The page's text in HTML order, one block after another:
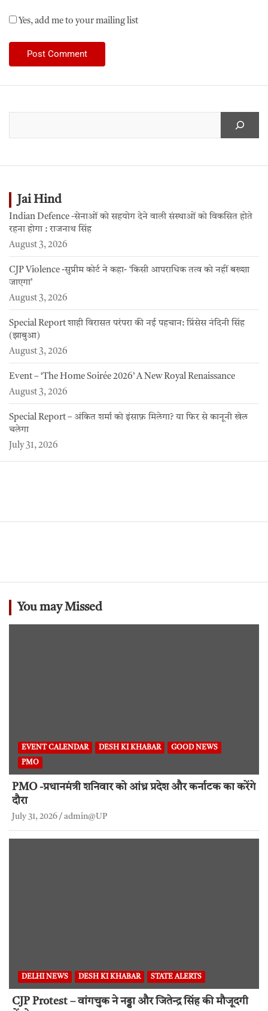
Yes, add me to your mailing list
Jai Hind
Indian Defence -सेनाओं को सहयोग देने वाली संस्थाओं को विकसित होते
रहना होगा : राजनाथ सिंह
August 3, 2026
CJP Violence -सुप्रीम कोर्ट ने कहा- ‘किसी आपराधिक तत्व को नहीं बख्शा
जाएगा’
August 3, 2026
Special Report शाही विरासत परंपरा की नई पहचान: प्रिंसेस नंदिनी सिंह
(झाबुआ)
August 3, 2026
Event – ‘The Home Soirée 2026’ A New Royal Renaissance
August 3, 2026
Special Report – अंकित शर्मा को इंसाफ़ मिलेगा? या फिर से कानूनी खेल
चलेगा
July 31, 2026
You may Missed
EVENT CALENDAR DESH KI KHABAR GOOD NEWS
PMO
PMO -प्रधानमंत्री शनिवार को आंध्र प्रदेश और कर्नाटक का करेंगे
दौरा
July 31, 2026 admin@UP
DELHI NEWS DESH KI KHABAR STATE ALERTS
CJP Protest – वांगचुक ने नड्डा और जितेन्द्र सिंह की मौजूदगी